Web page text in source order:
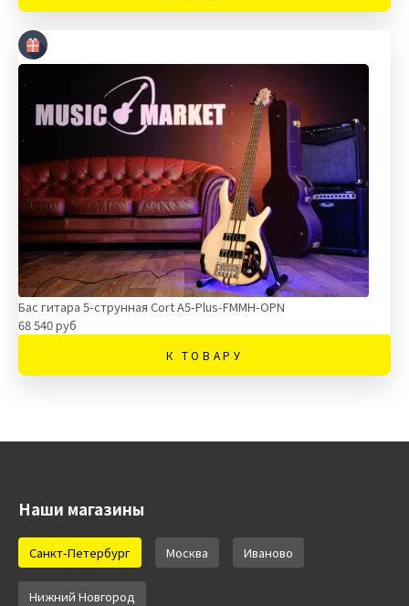
Бас гитара 5-струнная Cort A5-Plus-FMMH-OPN
68 540 руб
К ТОВАРУ
Наши магазины
Санкт-Петербург Москва Иваново
Нижний Новгород